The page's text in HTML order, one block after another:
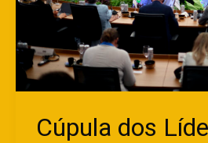
Cúpula dos
Racismo
Ambiental
Pautam
a
Abertura
COP30